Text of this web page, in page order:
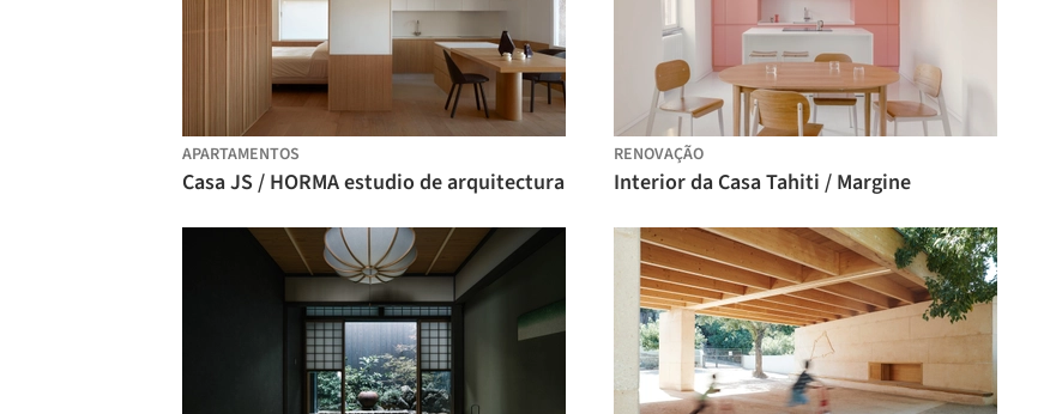
APARTAMENTOS
Casa JS / HORMA estudio de arquitectura
RENOVAÇÃO
Interior da Casa Tahiti / Margine